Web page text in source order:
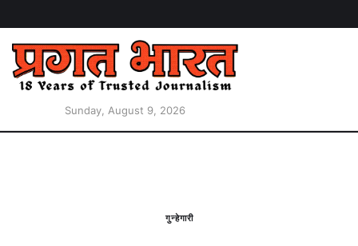
Sunday, August 9, 2026
गुन्हेगारी